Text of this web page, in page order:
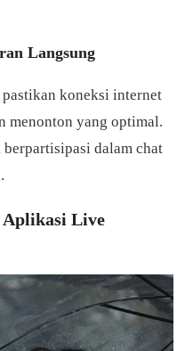
Langsung
koneksi internet
menonton yang optimal.
dalam chat
Aplikasi Live